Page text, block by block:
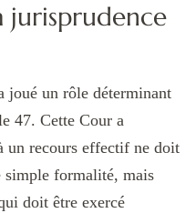
joué un rôle déterminant
47. Cette Cour a
un recours effectif ne doit
simple formalité, mais
doit être exercé